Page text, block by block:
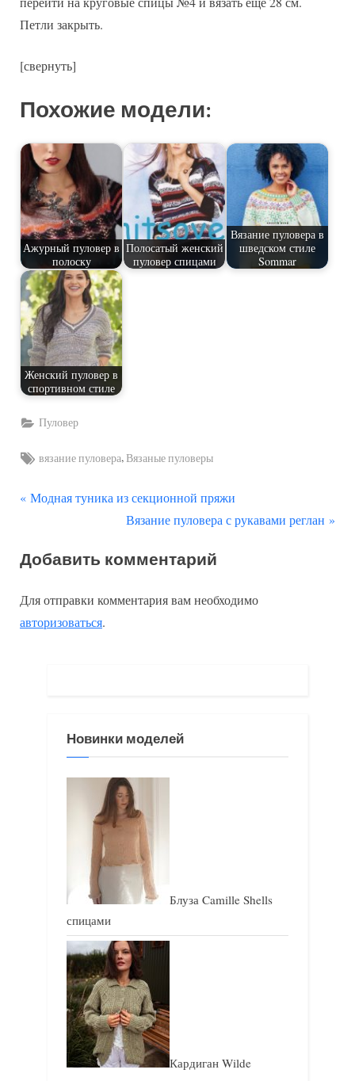
Петли закрыть.
[свернуть]
Похожие модели:
Ажурный пуловер в
полоску
Полосатый женский
пуловер спицами
Вязание пуловера в
шведском стиле
Sommar
Женский пуловер в
спортивном стиле
Пуловер
Tags:
вязание пуловера,Вязаные пуловеры
Навигация
записям
П
д
д
у
Модная туника из секционной пряжи
С
е
у
а
и
с
Вязание пуловера с рукавами реглан
Добавить комментарий
Для отправки комментария вам необходимо
авторизоваться.
Новинки моделей
Блуза Camille Shells
спицами
Кардиган Wilde